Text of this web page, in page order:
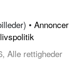
• Annoncer
Alle rettigheder